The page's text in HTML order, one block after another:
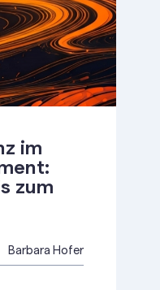
im
zum
Barbara Hofer